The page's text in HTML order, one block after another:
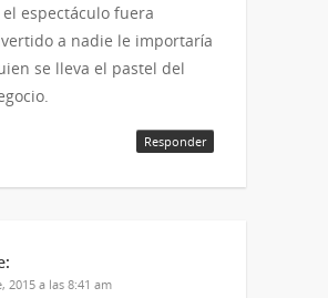
espectáculo fuera
a nadie le importaría
se lleva el pastel del
Responder
2015 a las 8:41 am